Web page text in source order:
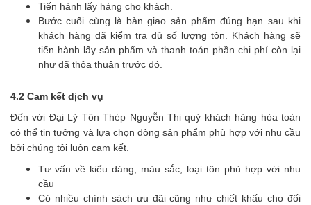
Tiến hành lấy hàng cho khách.
Bước cuối cùng là bàn giao sản phẩm đúng hạn sau khi
khách hàng đã kiểm tra đủ số lượng tôn. Khách hàng sẽ
tiến hành lấy sản phẩm và thanh toán phần chi phí còn lại
như đã thỏa thuận trước đó.
4.2 Cam kết dịch vụ
Đến với Đại Lý Tôn Thép Nguyễn Thi quý khách hàng hòa toàn
có thể tin tưởng và lựa chọn dòng sản phẩm phù hợp với nhu cầu
bởi chúng tôi luôn cam kết.
Tư vấn về kiểu dáng, màu sắc, loại tôn phù hợp với nhu
cầu
Có nhiều chính sách ưu đãi cũng như chiết khấu cho đối